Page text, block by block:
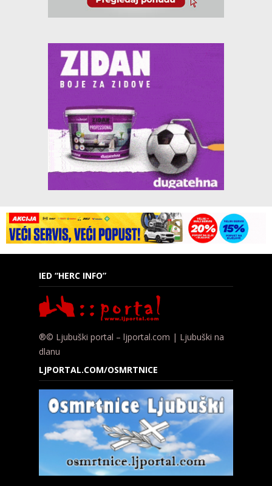
IED “HERC INFO”
®© Ljubuški portal – ljportal.com | Ljubuški na
dlanu
LJPORTAL.COM/OSMRTNICE